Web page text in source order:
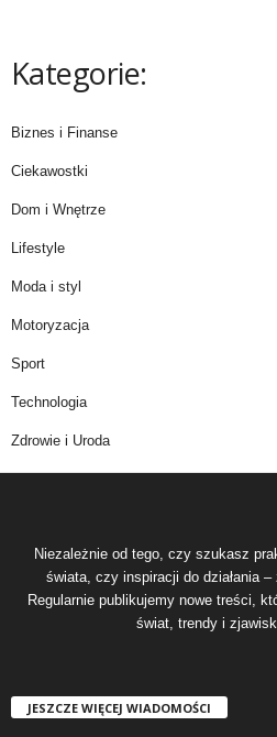
Kategorie:
Biznes i Finanse
Ciekawostki
Dom i Wnętrze
Lifestyle
Moda i styl
Motoryzacja
Sport
Technologia
Zdrowie i Uroda
Niezależnie od tego, czy szukasz
świata, czy inspiracji do działania –
Regularnie publikujemy nowe treści,
świat, trendy i
JESZCZE WIĘCEJ WIADOMOŚCI